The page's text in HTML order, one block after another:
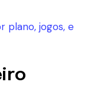
plano, jogos, e